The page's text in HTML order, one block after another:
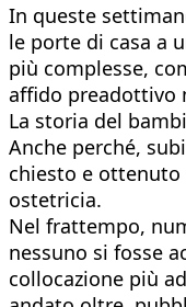
In queste
le porte di casa a
più complesse,
affido preadottivo
La storia del
Anche perché,
chiesto e
ostetricia.
Nel frattempo,
nessuno si fosse
collocazione più